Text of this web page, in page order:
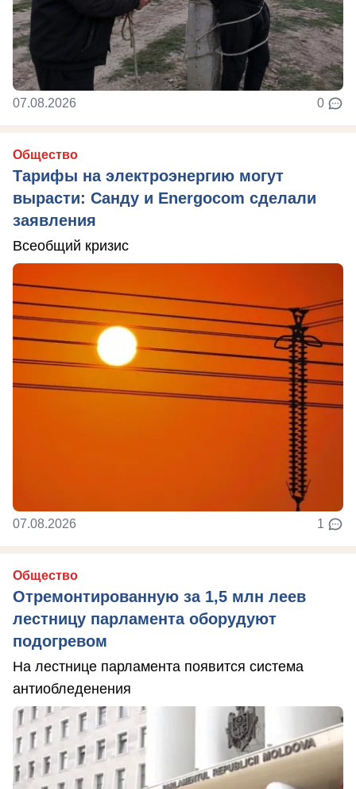
07.08.2026 0
Общество
Тарифы на электроэнергию могут
вырасти: Санду и Energocom сделали
заявления
Всеобщий кризис
07.08.2026 1
Общество
Отремонтированную за 1,5 млн леев
лестницу парламента оборудуют
подогревом
На лестнице парламента появится система
антиобледенения